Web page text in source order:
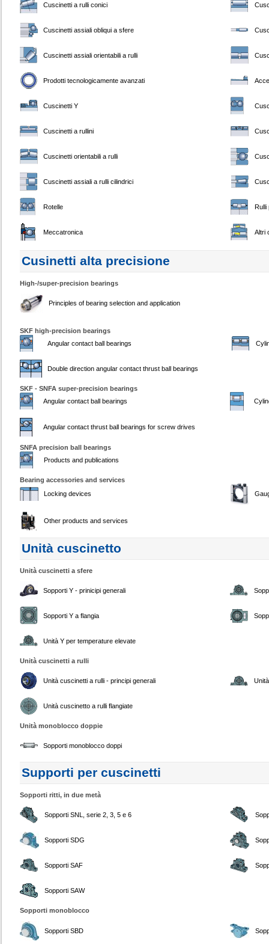
Cuscinetti a rulli conici
Cuscinetti assiali obliqui a sfere
Cuscinetti assiali orientabili a rulli
Prodotti tecnologicamente avanzati
Cuscinetti Y
Cuscinetti a rullini
Cuscinetti orientabili a rulli
Cuscinetti assiali a rulli cilindrici
Rotelle Rulli
Meccatronica Altri
Cusinetti alta precisione
High-/super-precision bearings
Principles of bearing selection and application
SKF high-precision bearings
Angular contact ball bearings
Double direction angular contact thrust ball bearings
SKF - SNFA super-precision bearings
Angular contact ball bearings
Angular contact thrust ball bearings for screw drives
SNFA precision ball bearings
Products and publications
Bearing accessories and services
Locking devices
Other products and services
Unità cuscinetto
Unità cuscinetti a sfere
Sopporti Y - prinicipi generali
Sopporti Y a flangia
Unità Y per temperature elevate
Unità cuscinetti a rulli
Unità cuscinetti a rulli - principi generali
Unità cuscinetto a rulli flangiate
Unità monoblocco doppie
Sopporti monoblocco doppi
Supporti per cuscinetti
Sopporti ritti, in due metà
Sopporti SNL, serie 2, 3, 5 e 6
Sopporti SDG
Sopporti SAF
Sopporti SAW
Sopporti monoblocco
Sopporti SBD